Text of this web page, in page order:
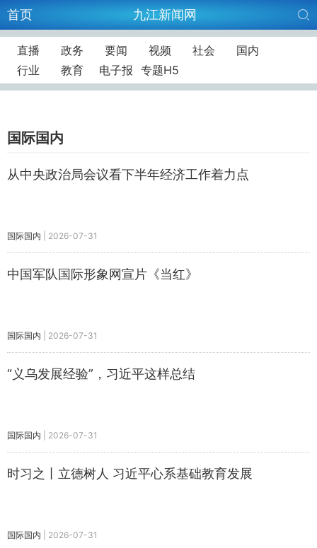
首页 九江新闻网
直播 政务 要闻 视频 社会
国内
行业
教育 电子报 专题H5
国际国内
从中央政治局会议看下半年经济工作着力点
国际国内 2026-07-31
中国军队国际形象网宣片《当红》
国际国内 2026-07-31
“义乌发展经验”，习近平这样总结
国际国内 2026-07-31
时习之丨立德树人 习近平心系基础教育发展
国际国内 2026-07-31